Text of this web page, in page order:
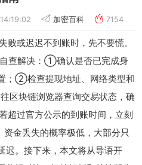
加密百科 7154
败或迟迟不到账时，先不要慌。
查解决：①确认是否已完成身
；②检查提现地址、网络类型和
区块链浏览器查询交易状态，确
过官方公示的到账时间，立刻
金丢失的概率极低，大部分只
迟。接下来，本文将从导语开